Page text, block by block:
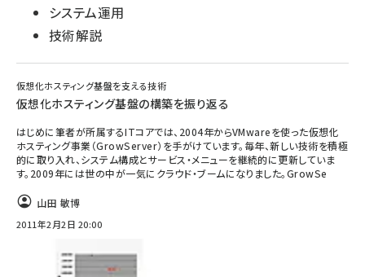
システム運用
技術解説
仮想化ホスティング基盤を支える技術
仮想化ホスティング基盤の構築を振り返る
はじめに筆者が所属するITコアでは、2004年からVMwareを使った仮想化
ホスティング事業（GrowServer）を手がけています。毎年、新しい技術を積極
的に取り入れ、システム構成とサービス・メニューを継続的に更新していま
す。2009年には世の中が一気にクラウド・ブームになりました。GrowSe
山田 敏博
2011年2月2日 20:00